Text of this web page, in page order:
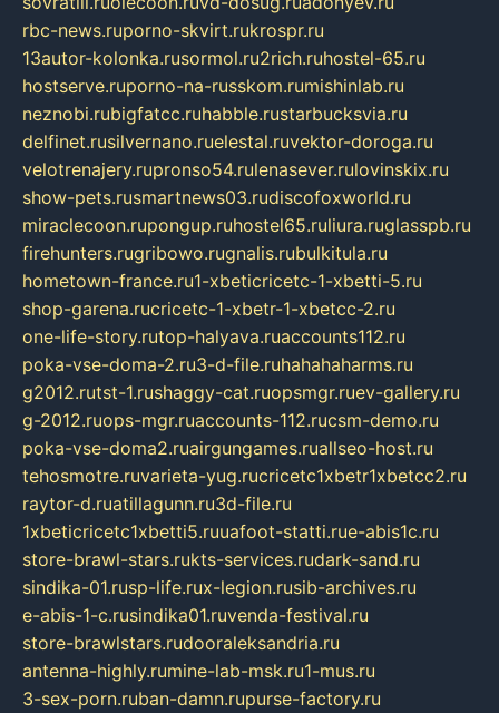
rbc-news.ruporno-skvirt.rukrospr.ru
13autor-kolonka.rusormol.ru2rich.ruhostel-65.ru
hostserve.ruporno-na-russkom.rumishinlab.ru
neznobi.rubigfatcc.ruhabble.rustarbucksvia.ru
delfinet.rusilvernano.ruelestal.ruvektor-doroga.ru
velotrenajery.rupronso54.rulenasever.rulovinskix.ru
show-pets.rusmartnews03.rudiscofoxworld.ru
miraclecoon.rupongup.ruhostel65.ruliura.ruglasspb.ru
firehunters.rugribowo.rugnalis.rubulkitula.ru
hometown-france.ru1-xbeticricetc-1-xbetti-5.ru
shop-garena.rucricetc-1-xbetr-1-xbetcc-2.ru
one-life-story.rutop-halyava.ruaccounts112.ru
poka-vse-doma-2.ru3-d-file.ruhahahaharms.ru
g2012.rutst-1.rushaggy-cat.ruopsmgr.ruev-gallery.ru
g-2012.ruops-mgr.ruaccounts-112.rucsm-demo.ru
poka-vse-doma2.ruairgungames.ruallseo-host.ru
tehosmotre.ruvarieta-yug.rucricetc1xbetr1xbetcc2.ru
raytor-d.ruatillagunn.ru3d-file.ru
1xbeticricetc1xbetti5.ruuafoot-statti.rue-abis1c.ru
store-brawl-stars.rukts-services.rudark-sand.ru
sindika-01.rusp-life.rux-legion.rusib-archives.ru
e-abis-1-c.rusindika01.ruvenda-festival.ru
store-brawlstars.rudooraleksandria.ru
antenna-highly.rumine-lab-msk.ru1-mus.ru
3-sex-porn.ruban-damn.rupurse-factory.ru